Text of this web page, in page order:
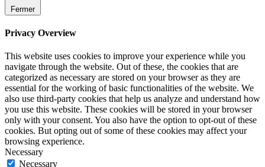
Fermer
Privacy Overview
This website uses cookies to improve your experience while you
navigate through the website. Out of these, the cookies that are
categorized as necessary are stored on your browser as they are
essential for the working of basic functionalities of the website. We
also use third-party cookies that help us analyze and understand how
you use this website. These cookies will be stored in your browser
only with your consent. You also have the option to opt-out of these
cookies. But opting out of some of these cookies may affect your
browsing experience.
Necessary
Necessary